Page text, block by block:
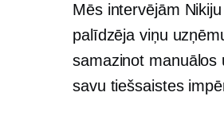
Mēs intervējām
palīdzēja viņu
samazinot manuālos
savu tiešsaistes